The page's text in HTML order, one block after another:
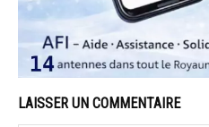
LAISSER UN COMMENTAIRE